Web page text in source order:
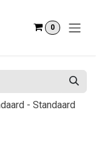
0
- Standaard